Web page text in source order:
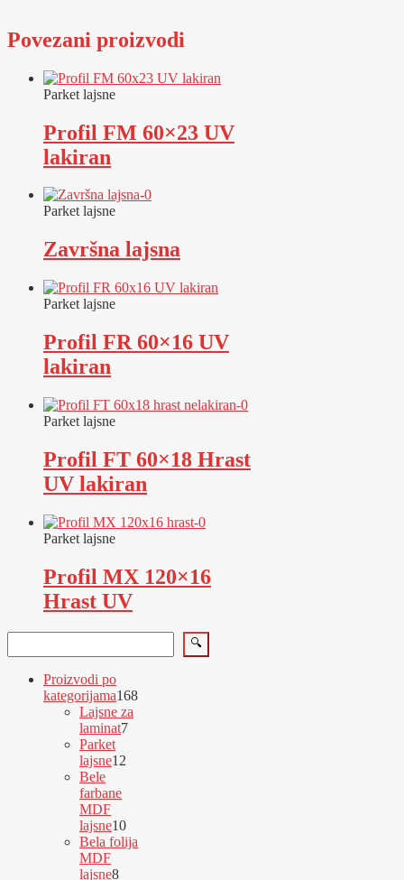
Povezani proizvodi
Parket lajsne
Profil FM 60×23 UV
lakiran
Parket lajsne
Završna lajsna
Parket lajsne
Profil FR 60×16 UV
lakiran
Parket lajsne
Profil FT 60×18 Hrast
UV lakiran
Parket lajsne
Profil MX 120×16
Hrast UV
🔍
Proizvodi po
kategorijama168168
Lajsne za
laminat77
Parket
lajsne12
Bele
farbane
MDF
lajsne1010
proizvoda
Bela folija
MDF
lajsne88